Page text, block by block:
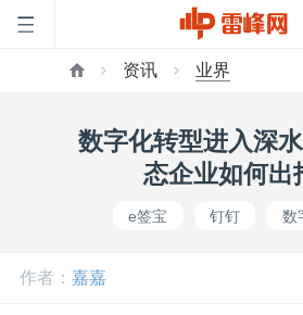
资讯 业界
数字化转型进入深
态企业如何出
e签宝 钉钉 数
作者： 嘉嘉